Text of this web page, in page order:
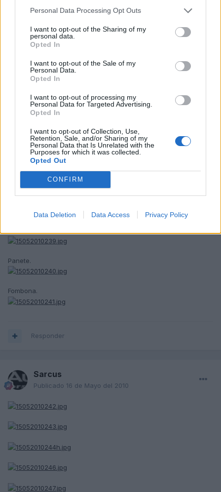
Personal Data Processing Opt Outs
I want to opt-out of the Sharing of my
personal data.
Opted In
I want to opt-out of the Sale of my
Personal Data.
Opted In
I want to opt-out of processing my
Personal Data for Targeted Advertising.
Opted In
I want to opt-out of Collection, Use,
Retention, Sale, and/or Sharing of my
Personal Data that Is Unrelated with the
Purposes for which it was collected.
Opted Out
CONFIRM
Data Deletion Data Access Privacy Policy
Responder
Sarcus
Panete.
Fombona.
Responder
Sarcus
Publicado 16 de Mayo del 2010